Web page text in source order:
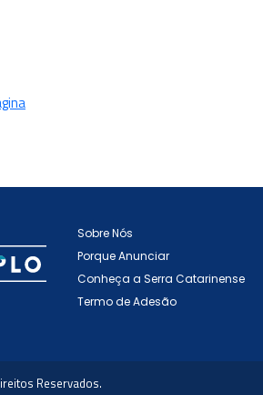
Sobre Nós
Porque Anunciar
Conheça a Serra Catarinense
Termo de Adesão
Reservados.